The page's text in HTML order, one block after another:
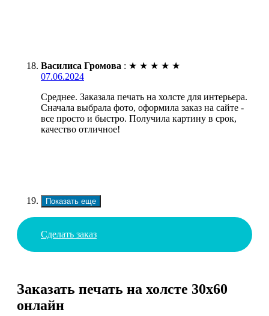
Василиса Громова : ★ ★ ★ ★ ★
07.06.2024
Среднее. Заказала печать на холсте для интерьера.
Сначала выбрала фото, оформила заказ на сайте -
все просто и быстро. Получила картину в срок,
качество отличное!
Показать еще
Сделать заказ
Заказать печать на холсте 30х60
онлайн